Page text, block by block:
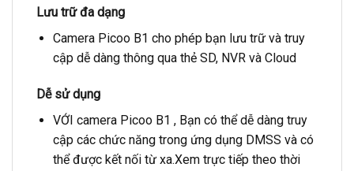
Lưu trữ đa dạng
Camera Picoo B1 cho phép bạn lưu trữ và truy
cập dễ dàng thông qua thẻ SD, NVR và Cloud
Dễ sử dụng
VỚI camera Picoo B1 , Bạn có thể dễ dàng truy
cập các chức năng trong ứng dụng DMSS và có
thể được kết nối từ xa.Xem trực tiếp theo thời